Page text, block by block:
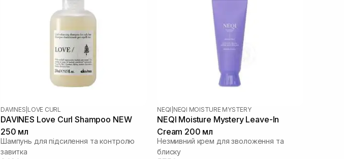
DAVINES LOVE CURL
DAVINES Love Curl Shampoo NEW
250 мл
Шампунь для підсилення та контролю
завитка
NEQI NEQI MOISTURE MYSTERY
NEQI Moisture Mystery Leave-In
Cream 200 мл
Незмивний крем для зволоження та
блиску